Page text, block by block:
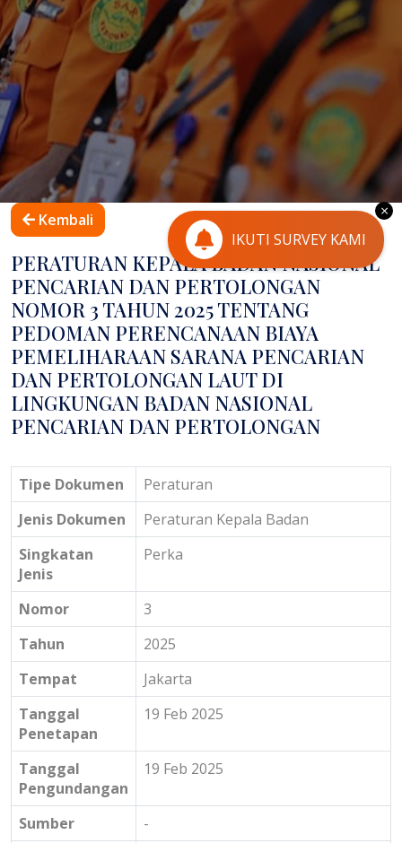
Kembali
PERATURAN KEPALA BADAN NASIONAL
PENCARIAN DAN PERTOLONGAN
NOMOR 3 TAHUN 2025 TENTANG
PEDOMAN PERENCANAAN BIAYA
PEMELIHARAAN SARANA PENCARIAN
DAN PERTOLONGAN LAUT DI
LINGKUNGAN BADAN NASIONAL
PENCARIAN DAN PERTOLONGAN
Tipe Dokumen
Peraturan
Jenis Dokumen
Peraturan Kepala Badan
Singkatan
Jenis
Perka
Nomor
3
Tahun
2025
Tempat
Jakarta
Tanggal
Penetapan
19 Feb 2025
Tanggal
Pengundangan
19 Feb 2025
Sumber
-
IKUTI SURVEY KAMI
×